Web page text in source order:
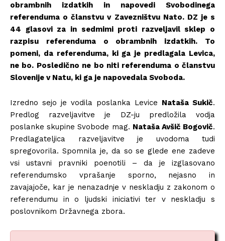
obrambnih izdatkih in napovedi Svobodinega
referenduma o članstvu v Zavezništvu Nato. DZ je s
44 glasovi za in sedmimi proti razveljavil sklep o
razpisu referenduma o obrambnih izdatkih. To
pomeni, da referenduma, ki ga je predlagala Levica,
ne bo. Posledično ne bo niti referenduma o članstvu
Slovenije v Natu, ki ga je napovedala Svoboda.
Izredno sejo je vodila poslanka Levice Nataša Sukič.
Predlog razveljavitve je DZ-ju predložila vodja
poslanke skupine Svobode mag. Nataša Avšič Bogovič.
Predlagateljica razveljavitve je uvodoma tudi
spregovorila. Spomnila je, da so se glede ene zadeve
vsi ustavni pravniki poenotili – da je izglasovano
referendumsko vprašanje sporno, nejasno in
zavajajoče, kar je nenazadnje v neskladju z zakonom o
referendumu in o ljudski iniciativi ter v neskladju s
poslovnikom Državnega zbora.